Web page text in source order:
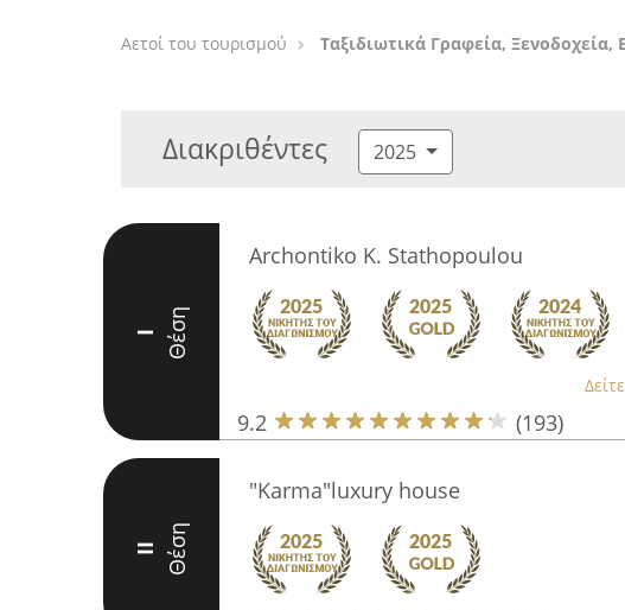
Αετοί του τουρισμού Ταξιδιωτικά Γραφεία, Ξενοδοχεία,
Διακριθέντες 2025
I Θέση
Archontiko K. Stathopoulou
9.2 (193)
II Θέση
"Karma"luxury house